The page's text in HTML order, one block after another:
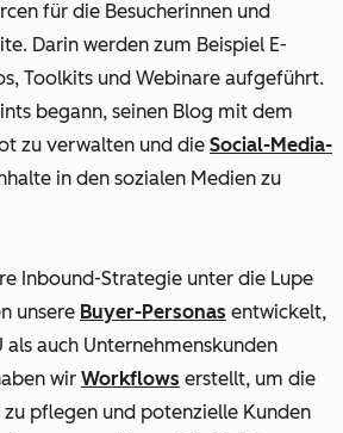
für die Besucherinnen und
Darin werden zum Beispiel E-
Toolkits und Webinare aufgeführt.
begann, seinen Blog mit dem
zu verwalten und die Social-Media-
in den sozialen Medien zu
Inbound-Strategie unter die Lupe
unsere Buyer-Personas entwickelt,
als auch Unternehmenskunden
wir Workflows erstellt, um die
zu pflegen und potenzielle Kunden